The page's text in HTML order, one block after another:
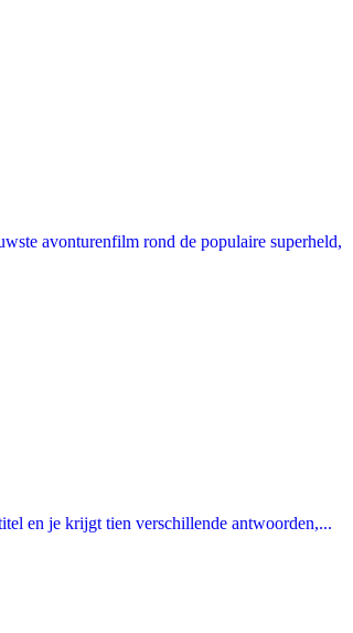
avonturenfilm rond de populaire superheld,
en je krijgt tien verschillende antwoorden,...